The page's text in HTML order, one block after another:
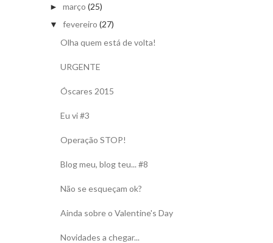
► março (25)
▼ fevereiro (27)
Olha quem está de volta!
URGENTE
Óscares 2015
Eu vi #3
Operação STOP!
Blog meu, blog teu... #8
Não se esqueçam ok?
Ainda sobre o Valentine's Day
Novidades a chegar...